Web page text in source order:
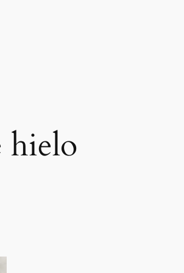
hielo